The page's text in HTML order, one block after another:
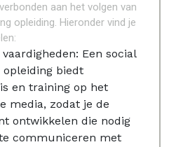
aan het volgen van
opleiding. Hieronder vind je
Een social
biedt
en training op het
media, zodat je de
ontwikkelen die nodig
communiceren met